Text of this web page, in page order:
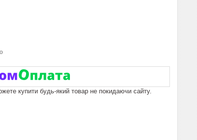
купити будь-який товар не покидаючи сайту.